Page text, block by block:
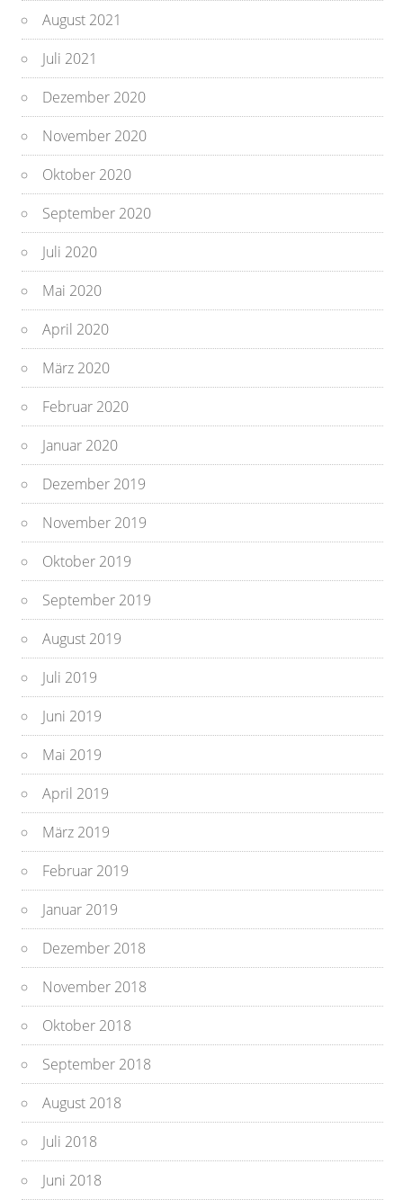
August 2021
Juli 2021
Dezember 2020
November 2020
Oktober 2020
September 2020
Juli 2020
Mai 2020
April 2020
März 2020
Februar 2020
Januar 2020
Dezember 2019
November 2019
Oktober 2019
September 2019
August 2019
Juli 2019
Juni 2019
Mai 2019
April 2019
März 2019
Februar 2019
Januar 2019
Dezember 2018
November 2018
Oktober 2018
September 2018
August 2018
Juli 2018
Juni 2018